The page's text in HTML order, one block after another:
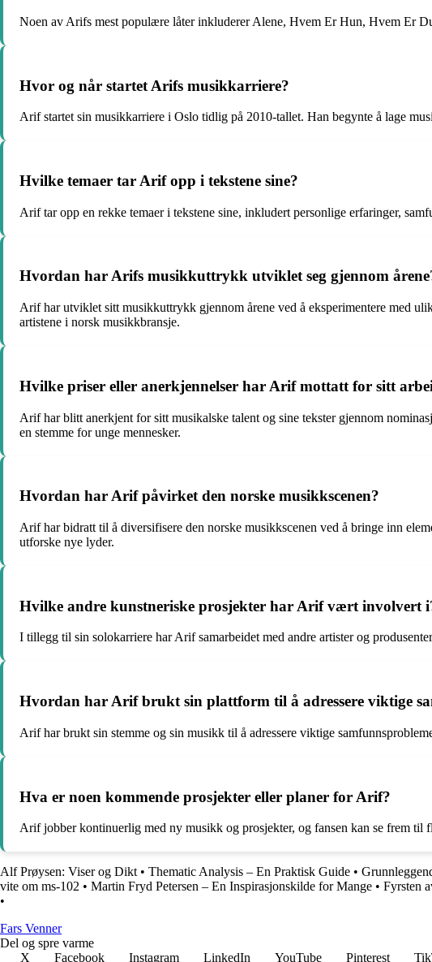
Noen av Arifs mest populære låter inkluderer Alene, Hvem Er Hun, Hvem Er
Hvor og når startet Arifs musikkarriere?
Arif startet sin musikkarriere i Oslo tidlig på 2010-tallet. Han begynte å lage
Hvilke temaer tar Arif opp i tekstene sine?
Arif tar opp en rekke temaer i tekstene sine, inkludert personlige erfaringer,
Hvordan har Arifs musikkuttrykk utviklet seg gjennom
Arif har utviklet sitt musikkuttrykk gjennom årene ved å eksperimentere med
artistene i norsk musikkbransje.
Hvilke priser eller anerkjennelser har Arif mottatt for sitt
Arif har blitt anerkjent for sitt musikalske talent og sine tekster gjennom
en stemme for unge mennesker.
Hvordan har Arif påvirket den norske musikkscenen?
Arif har bidratt til å diversifisere den norske musikkscenen ved å bringe inn
utforske nye lyder.
Hvilke andre kunstneriske prosjekter har Arif vært involvert
I tillegg til sin solokarriere har Arif samarbeidet med andre artister og
Hvordan har Arif brukt sin plattform til å adressere viktige
Arif har brukt sin stemme og sin musikk til å adressere viktige
Hva er noen kommende prosjekter eller planer for Arif?
Arif jobber kontinuerlig med ny musikk og prosjekter, og fansen kan se frem til
Alf Prøysen: Viser og Dikt • Thematic Analysis – En Praktisk Guide •
vite om ms-102 • Martin Fryd Petersen – En Inspirasjonskilde for Mange • Fyrsten
•
Fars Venner
Del og spre varme
X
Facebook Instagram LinkedIn YouTube Pinterest